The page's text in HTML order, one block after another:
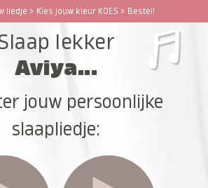
liedje > Kies jouw kleur KOES > Bestel!
lekker
Aviya...
jouw persoonlijke
slaapliedje: